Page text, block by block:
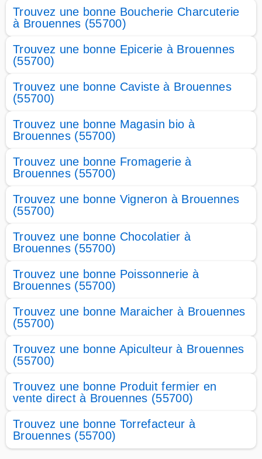
Trouvez une bonne Boucherie Charcuterie
à Brouennes (55700)
Trouvez une bonne Epicerie à Brouennes
(55700)
Trouvez une bonne Caviste à Brouennes
(55700)
Trouvez une bonne Magasin bio à
Brouennes (55700)
Trouvez une bonne Fromagerie à
Brouennes (55700)
Trouvez une bonne Vigneron à Brouennes
(55700)
Trouvez une bonne Chocolatier à
Brouennes (55700)
Trouvez une bonne Poissonnerie à
Brouennes (55700)
Trouvez une bonne Maraicher à Brouennes
(55700)
Trouvez une bonne Apiculteur à Brouennes
(55700)
Trouvez une bonne Produit fermier en
vente direct à Brouennes (55700)
Trouvez une bonne Torrefacteur à
Brouennes (55700)